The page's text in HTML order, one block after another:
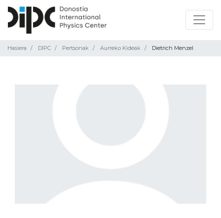
Hasiera DIPC Pertsonak Aurreko Kideak Dietrich Menzel